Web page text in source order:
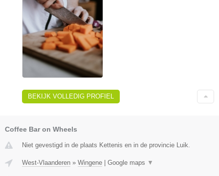
BEKIJK VOLLEDIG PROFIEL
Coffee Bar on Wheels
Niet gevestigd in de plaats Kettenis en in de provincie Luik.
West-Vlaanderen » Wingene Google maps ▼